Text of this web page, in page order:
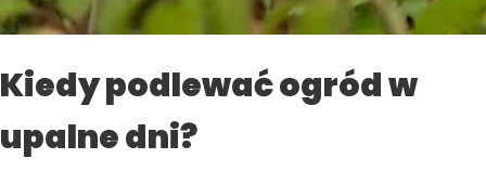
Kiedy podlewać ogród w
upalne dni?